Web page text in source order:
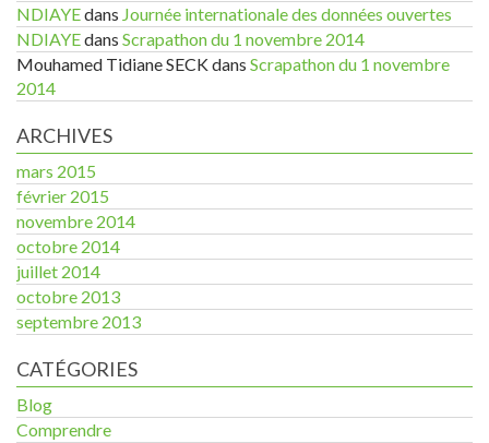
NDIAYEdans Journée internationale des données ouvertes
NDIAYEdans Scrapathon du 1 novembre 2014
Mouhamed Tidiane SECKdans Scrapathon du 1 novembre
2014
ARCHIVES
mars 2015
février 2015
novembre 2014
octobre 2014
juillet 2014
octobre 2013
septembre 2013
CATÉGORIES
Blog
Comprendre